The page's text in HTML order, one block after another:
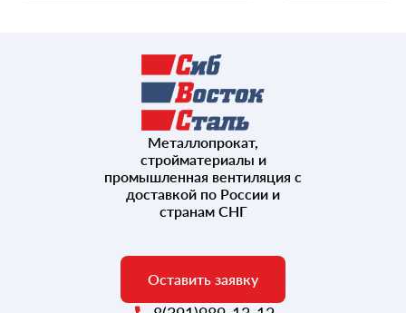
Металлопрокат,
стройматериалы и
промышленная вентиляция с
доставкой по России и
странам СНГ
Оставить заявку